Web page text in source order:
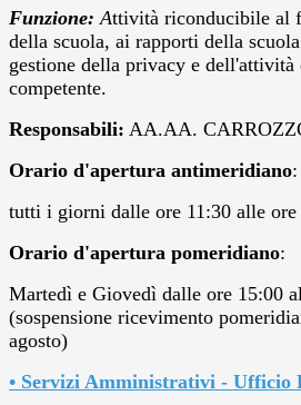
Funzione: Attività riconducibile al
della scuola, ai rapporti della
gestione della privacy e dell'attività
competente.
Responsabili: AA.AA.
Orario d'apertura antimeridiano:
tutti i giorni dalle ore 11:30 alle ore
Orario d'apertura pomeridiano:
Martedì e Giovedì dalle ore 15:00
(sospensione ricevimento
agosto)
• Servizi Amministrativi - Ufficio